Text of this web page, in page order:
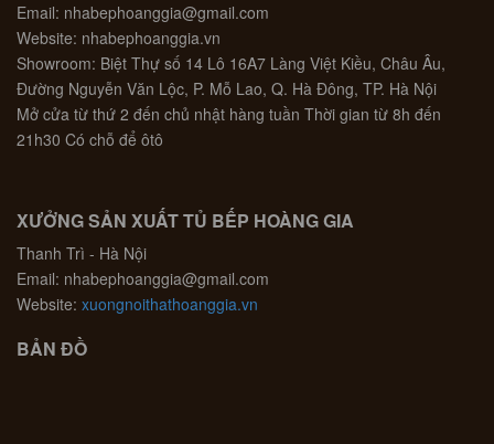
Email: nhabephoanggia@gmail.com
Website: nhabephoanggia.vn
Showroom: Biệt Thự số 14 Lô 16A7 Làng Việt Kiều, Châu Âu,
Đường Nguyễn Văn Lộc, P. Mỗ Lao, Q. Hà Đông, TP. Hà Nội
Mở cửa từ thứ 2 đến chủ nhật hàng tuần Thời gian từ 8h đến
21h30 Có chỗ để ôtô
XƯỞNG SẢN XUẤT TỦ BẾP HOÀNG GIA
Thanh Trì - Hà Nội
Email: nhabephoanggia@gmail.com
Website: xuongnoithathoanggia.vn
BẢN ĐỒ